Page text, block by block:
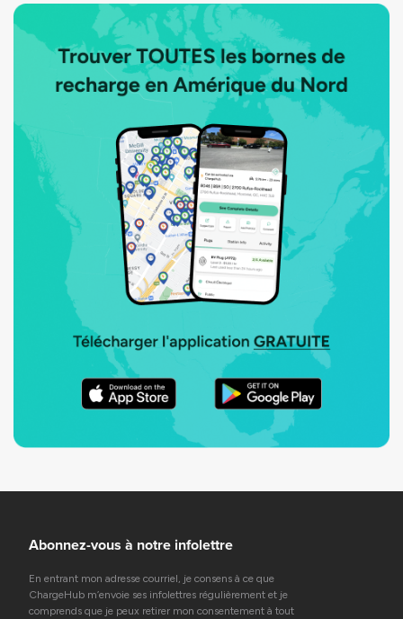
Abonnez-vous à notre infolettre
En entrant mon adresse courriel, je consens à ce que
ChargeHub m’envoie ses infolettres régulièrement et je
comprends que je peux retirer mon consentement à tout